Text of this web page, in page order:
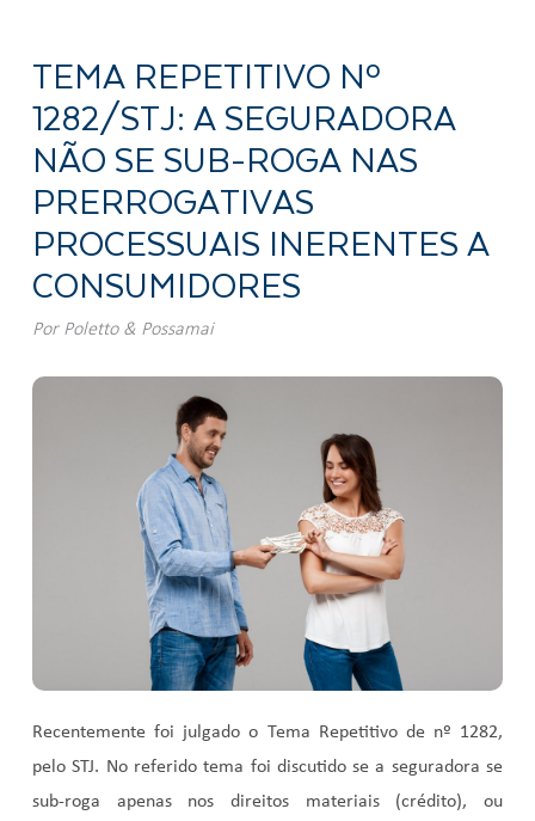
TEMA REPETITIVO Nº
1282/STJ: A SEGURADORA
NÃO SE SUB-ROGA NAS
PRERROGATIVAS
PROCESSUAIS INERENTES A
CONSUMIDORES
Por Poletto & Possamai
Recentemente foi julgado o Tema Repetitivo de nº 1282,
pelo STJ. No referido tema foi discutido se a seguradora se
sub-roga apenas nos direitos materiais (crédito), ou